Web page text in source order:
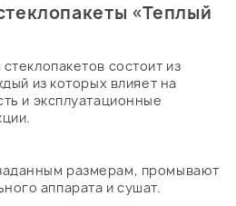
«Теплый
состоит из
из которых влияет на
и эксплуатационные
размерам, промывают
аппарата и сушат.